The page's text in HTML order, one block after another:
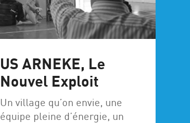
US ARNEKE, Le
Nouvel Exploit
Un village qu’on envie, une
équipe pleine d’énergie, un